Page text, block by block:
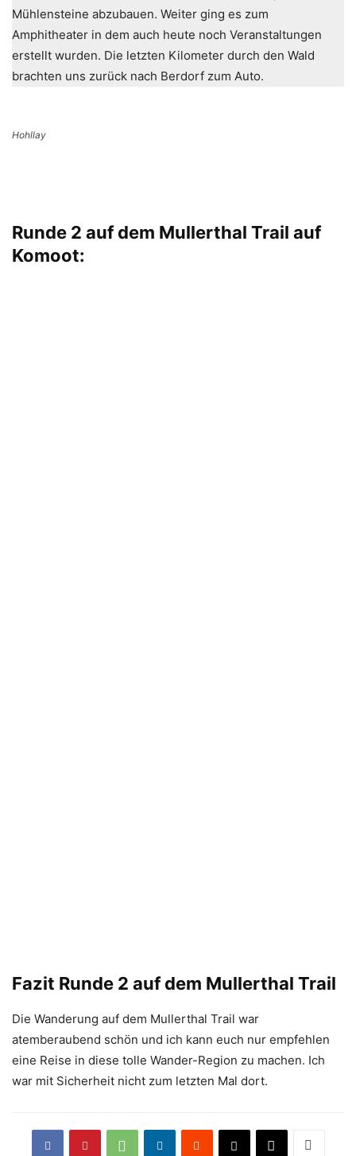
Mühlensteine abzubauen. Weiter ging es zum
Amphitheater in dem auch heute noch Veranstaltungen
erstellt wurden. Die letzten Kilometer durch den Wald
brachten uns zurück nach Berdorf zum Auto.
Hohllay
Runde 2 auf dem Mullerthal Trail auf
Komoot:
Fazit Runde 2 auf dem Mullerthal Trail
Die Wanderung auf dem Mullerthal Trail war
atemberaubend schön und ich kann euch nur empfehlen
eine Reise in diese tolle Wander-Region zu machen. Ich
war mit Sicherheit nicht zum letzten Mal dort.